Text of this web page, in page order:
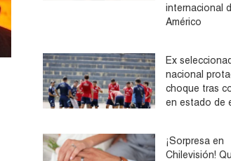
internacional
Américo
Ex
nacional
choque tras
en estado de
¡Sorpresa en
Chilevisión!